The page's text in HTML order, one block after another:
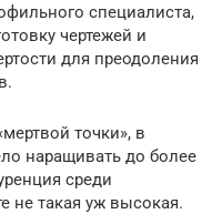
специалиста,
чертежей и
для преодоления
точки», в
наращивать до более
среди
не такая уж высокая.